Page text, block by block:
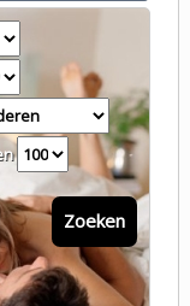
Zoeken